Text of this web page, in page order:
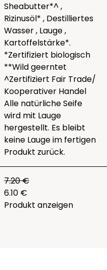
Sheabutter*^ ,
Rizinusöl* , Destilliertes
Wasser , Lauge ,
Kartoffelstärke*.
*Zertifiziert biologisch
**Wild geerntet
^Zertifiziert Fair Trade/
Kooperativer Handel
Alle natürliche Seife
wird mit Lauge
hergestellt. Es bleibt
keine Lauge im fertigen
Produkt zurück.
7.20 €
6.10 €
Produkt anzeigen